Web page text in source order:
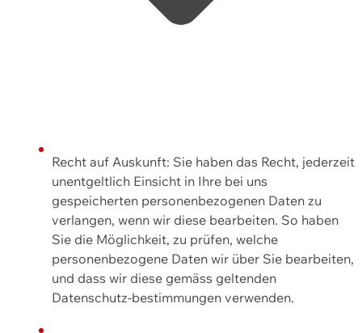
Recht auf Auskunft: Sie haben das Recht, jederzeit
unentgeltlich Einsicht in Ihre bei uns
gespeicherten personenbezogenen Daten zu
verlangen, wenn wir diese bearbeiten. So haben
Sie die Möglichkeit, zu prüfen, welche
personenbezogene Daten wir über Sie bearbeiten,
und dass wir diese gemäss geltenden
Datenschutz-bestimmungen verwenden.